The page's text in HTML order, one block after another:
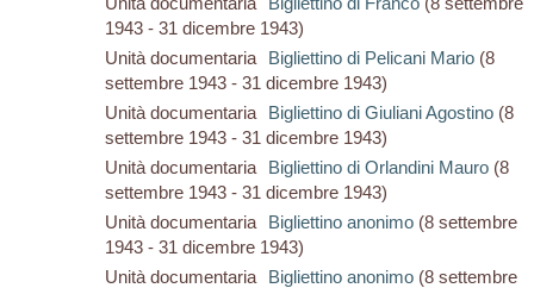
1943 - 31 dicembre 1943)
Unità documentaria
Bigliettino di Pelicani Mario(8
settembre 1943 - 31 dicembre 1943)
Unità documentaria
Bigliettino di Giuliani Agostino(8
settembre 1943 - 31 dicembre 1943)
Unità documentaria
Bigliettino di Orlandini Mauro(8
settembre 1943 - 31 dicembre 1943)
Unità documentaria
Bigliettino anonimo (8 settembre
1943 - 31 dicembre 1943)
Unità documentaria
Bigliettino anonimo (8 settembre